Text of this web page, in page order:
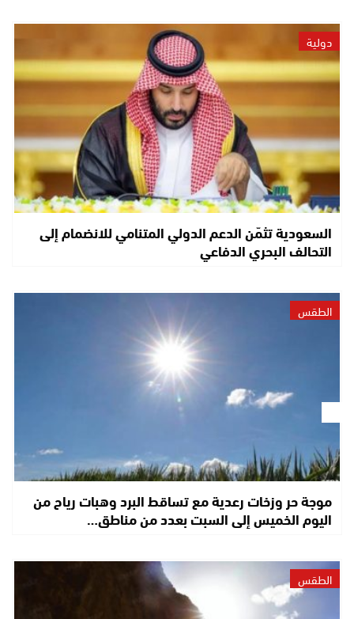
دولية
السعودية تثمّن الدعم الدولي المتنامي للانضمام إلى
التحالف البحري الدفاعي
الطقس
موجة حر وزخات رعدية مع تساقط البرد وهبات رياح من
اليوم الخميس إلى السبت بعدد من مناطق…
الطقس